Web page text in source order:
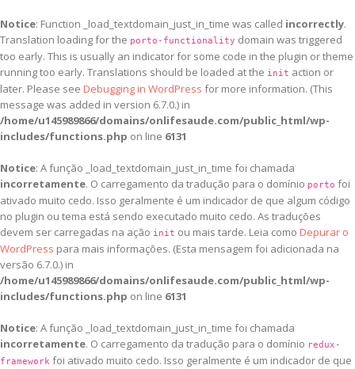
Notice: Function _load_textdomain_just_in_time was called incorrectly.
Translation loading for the porto-functionality domain was triggered
too early. This is usually an indicator for some code in the plugin or theme
running too early. Translations should be loaded at the init action or
later. Please see Debugging in WordPress for more information. (This
message was added in version 6.7.0.) in
/home/u145989866/domains/onlifesaude.com/public_html/wp-
includes/functions.php on line 6131
Notice: A função _load_textdomain_just_in_time foi chamada
incorretamente. O carregamento da tradução para o domínio porto foi
ativado muito cedo. Isso geralmente é um indicador de que algum código
no plugin ou tema está sendo executado muito cedo. As traduções
devem ser carregadas na ação init ou mais tarde. Leia como Depurar o
WordPress para mais informações. (Esta mensagem foi adicionada na
versão 6.7.0.) in
/home/u145989866/domains/onlifesaude.com/public_html/wp-
includes/functions.php on line 6131
Notice: A função _load_textdomain_just_in_time foi chamada
incorretamente. O carregamento da tradução para o domínio redux-
framework foi ativado muito cedo. Isso geralmente é um indicador de que